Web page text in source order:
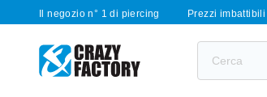
Il negozio n° 1 di piercing Prezzi imbattibili